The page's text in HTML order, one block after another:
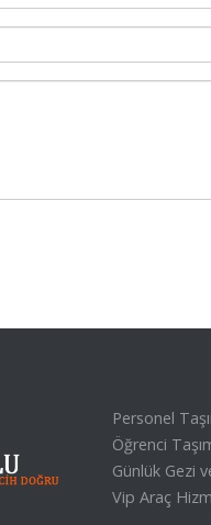
Personel
Öğrenci
Günlük Gezi
Vip Araç